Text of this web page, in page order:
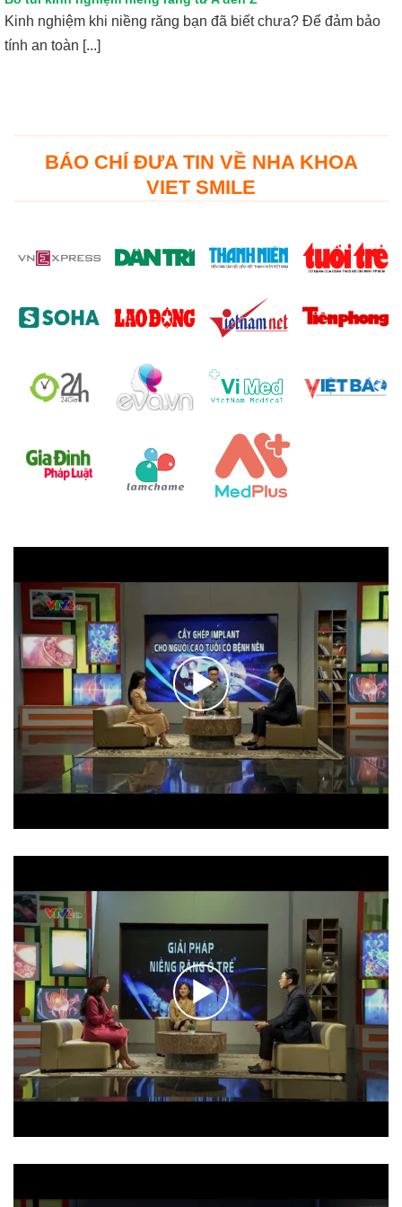
Kinh nghiệm khi niềng răng bạn đã biết chưa? Để đảm bảo
tính an toàn [...]
BÁO CHÍ ĐƯA TIN VỀ NHA KHOA
VIET SMILE